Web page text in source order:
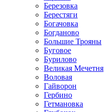
Березовка
Берестяги
Богачовка
Богданово
Большие Трояны
Буговое
Бурилово
Великая Мечетня
Воловая
Гайворон
Гербино
Гетмановка